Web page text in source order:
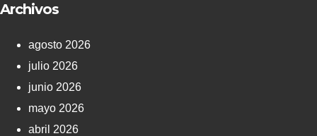
Archivos
agosto 2026
julio 2026
junio 2026
mayo 2026
abril 2026